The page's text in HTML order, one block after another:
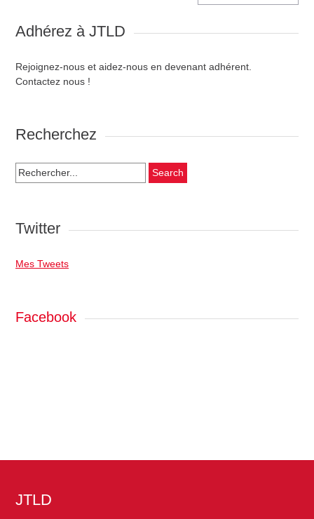
Adhérez à JTLD
Rejoignez-nous et aidez-nous en devenant adhérent.
Contactez nous !
Recherchez
Search
for:
Twitter
Mes Tweets
Facebook
JTLD